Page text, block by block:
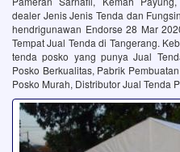
dealer Jenis Jenis Tenda dan
hendrigunawan Endorse 28 Mar
Tempat Jual Tenda di Tangerang.
tenda posko yang punya Jual
Posko Berkualitas, Pabrik
Posko Murah, Distributor Jual Tenda